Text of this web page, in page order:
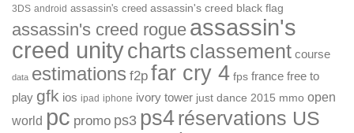
3DS android assassin's creed assassin's creed black flag
assassin's creed rogue assassin's
creed unitycharts classement course
data estimations f2p far cry 4 fps france free to
play gfk ios ipad iphone ivory tower just dance 2015 mmo open
world pc promo ps3 ps4réservations US